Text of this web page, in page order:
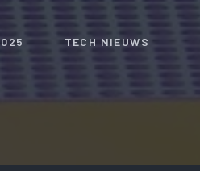
TECH NIEUWS